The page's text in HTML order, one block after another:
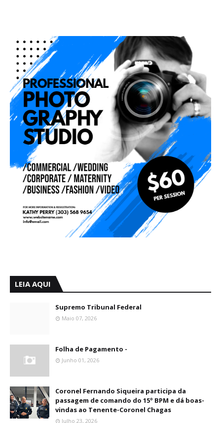
LEIA AQUI
Supremo Tribunal Federal
Maio 07, 2026
Folha de Pagamento -
Junho 01, 2026
Coronel Fernando Siqueira participa da
passagem de comando do 15º BPM e dá boas-
vindas ao Tenente-Coronel Chagas
Julho 23, 2026